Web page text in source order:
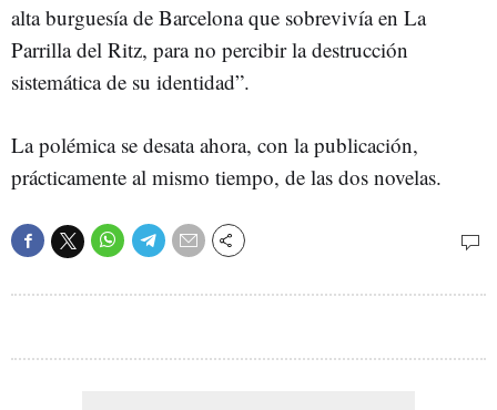
alta burguesía de Barcelona que sobrevivía en La
Parrilla del Ritz, para no percibir la destrucción
sistemática de su identidad”.
La polémica se desata ahora, con la publicación,
prácticamente al mismo tiempo, de las dos novelas.